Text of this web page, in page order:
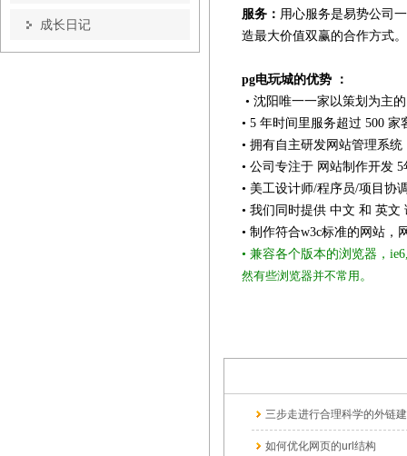
成长日记
服务： 用心服务是易势公司
造最大价值双赢的合作方式
pg电玩城的优势 ：
• 沈阳唯一一家以策划为主
• 5 年时间里服务超过 500 家
• 拥有自主研发网站管理系统
• 公司专注于 网站制作开发 5
• 美工设计师/程序员/项目协
• 我们同时提供 中文 和 英文
• 制作符合w3c标准的网站，
• 兼容各个版本的浏览器，
然有些浏览器并不常用 。
三步走进行合理科学的外链
如何优化网页的url结构